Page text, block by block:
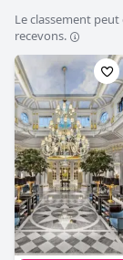
Le classement
recevons.